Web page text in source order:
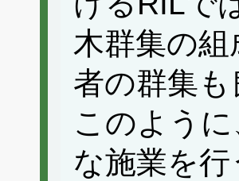
木群集の
者の群集
このよう
な施業を